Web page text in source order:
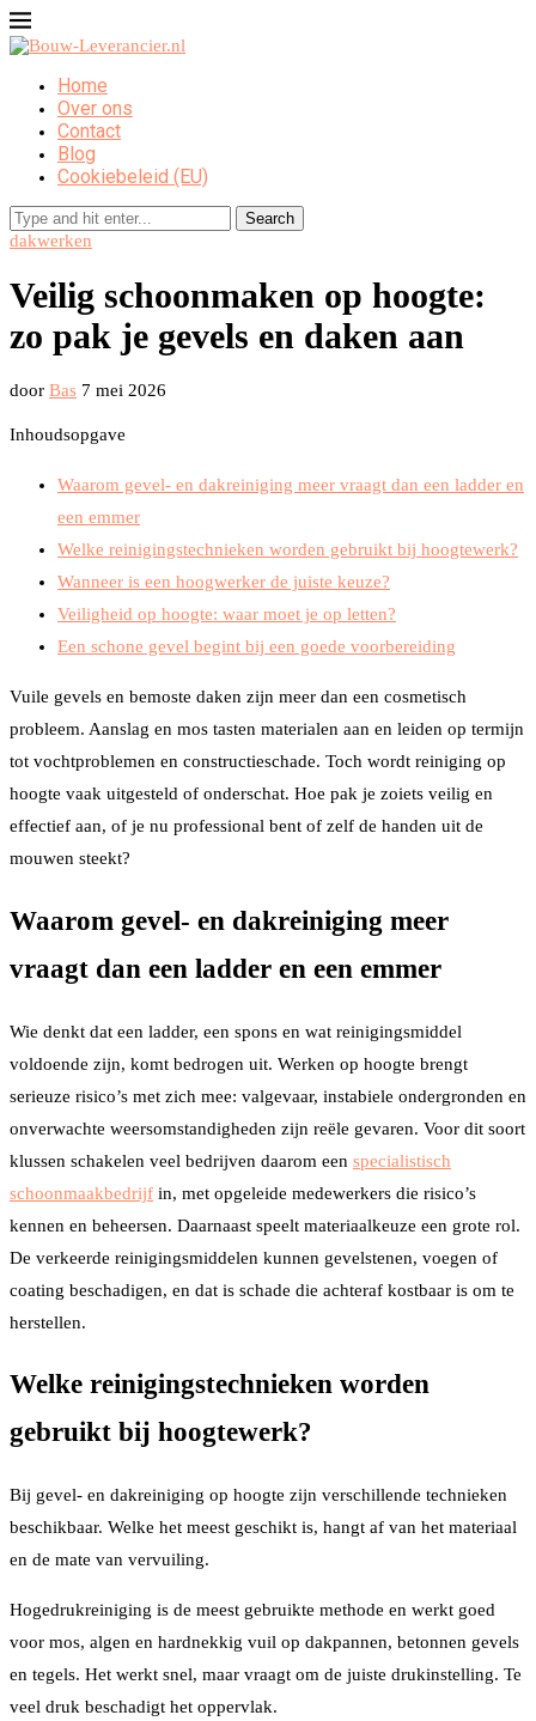
Home
Over ons
Contact
Blog
Cookiebeleid (EU)
Search
dakwerken
Veilig schoonmaken op hoogte:
zo pak je gevels en daken aan
door Bas 7 mei 2026
Inhoudsopgave
Waarom gevel- en dakreiniging meer vraagt dan een ladder en
een emmer
Welke reinigingstechnieken worden gebruikt bij hoogtewerk?
Wanneer is een hoogwerker de juiste keuze?
Veiligheid op hoogte: waar moet je op letten?
Een schone gevel begint bij een goede voorbereiding
Vuile gevels en bemoste daken zijn meer dan een cosmetisch
probleem. Aanslag en mos tasten materialen aan en leiden op termijn
tot vochtproblemen en constructieschade. Toch wordt reiniging op
hoogte vaak uitgesteld of onderschat. Hoe pak je zoiets veilig en
effectief aan, of je nu professional bent of zelf de handen uit de
mouwen steekt?
Waarom gevel- en dakreiniging meer
vraagt dan een ladder en een emmer
Wie denkt dat een ladder, een spons en wat reinigingsmiddel
voldoende zijn, komt bedrogen uit. Werken op hoogte brengt
serieuze risico’s met zich mee: valgevaar, instabiele ondergronden en
onverwachte weersomstandigheden zijn reële gevaren. Voor dit soort
klussen schakelen veel bedrijven daarom een specialistisch
schoonmaakbedrijf in, met opgeleide medewerkers die risico’s
kennen en beheersen. Daarnaast speelt materiaalkeuze een grote rol.
De verkeerde reinigingsmiddelen kunnen gevelstenen, voegen of
coating beschadigen, en dat is schade die achteraf kostbaar is om te
herstellen.
Welke reinigingstechnieken worden
gebruikt bij hoogtewerk?
Bij gevel- en dakreiniging op hoogte zijn verschillende technieken
beschikbaar. Welke het meest geschikt is, hangt af van het materiaal
en de mate van vervuiling.
Hogedrukreiniging is de meest gebruikte methode en werkt goed
voor mos, algen en hardnekkig vuil op dakpannen, betonnen gevels
en tegels. Het werkt snel, maar vraagt om de juiste drukinstelling. Te
veel druk beschadigt het oppervlak.